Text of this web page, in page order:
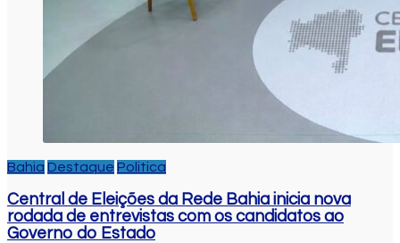
Bahia Destaque Politica
Central de Eleições da Rede Bahia inicia nova
rodada de entrevistas com os candidatos ao
Governo do Estado